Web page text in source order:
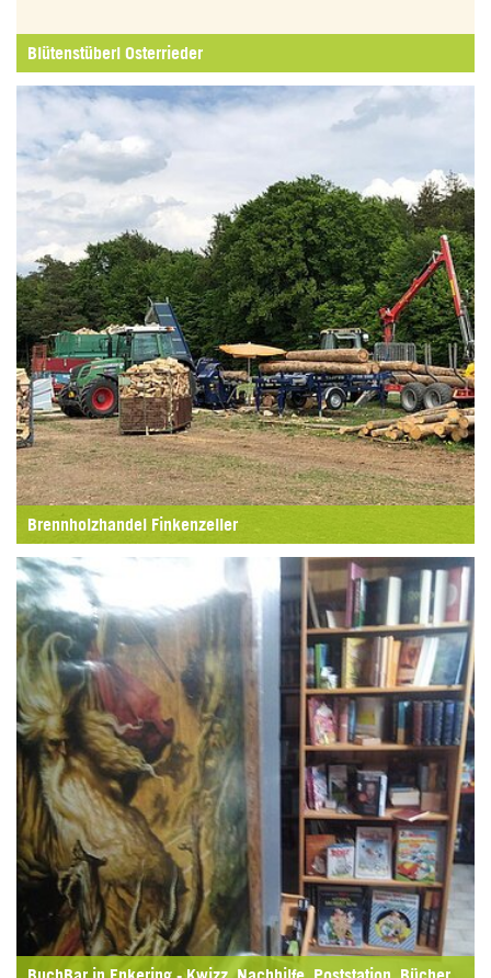
Blütenstüberl Osterrieder
Brennholzhandel Finkenzeller